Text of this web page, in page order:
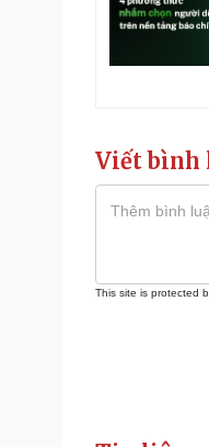
Viết bình
This site is protected